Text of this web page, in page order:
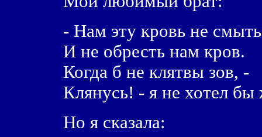
- Нам эту кровь не
И не обресть нам кров.
Когда б не клятвы зов, -
Клянусь! - я не хотел бы
Но я сказала: